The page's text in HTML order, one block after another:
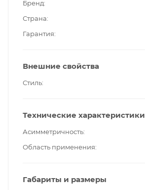
Бренд
Страна
Гарантия
Внешние свойства
Стиль
Технические характеристики
Асимметричность
Область применения
Габариты и размеры